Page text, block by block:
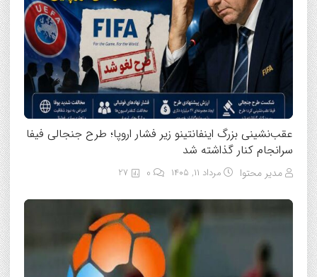
عقب‌نشینی بزرگ اینفانتینو زیر فشار اروپا؛ طرح جنجالی فیفا
سرانجام کنار گذاشته شد
مدیر محتوا مرداد ۱۱, ۱۴۰۵ 27